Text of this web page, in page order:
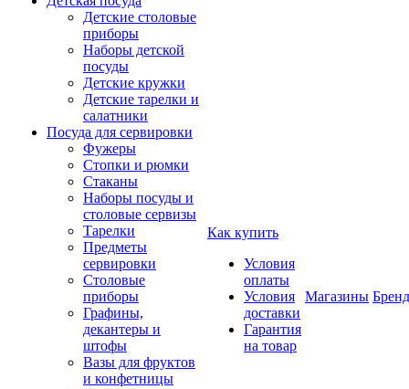
Детские столовые
приборы
Наборы детской
посуды
Детские кружки
Детские тарелки и
салатники
Посуда для сервировки
Фужеры
Стопки и рюмки
Стаканы
Наборы посуды и
столовые сервизы
Тарелки
Предметы
сервировки
Столовые
приборы
Графины,
декантеры и
штофы
Вазы для фруктов
и конфетницы
Как купить
Условия
оплаты
Условия
доставки
Гарантия
на товар
Магазины